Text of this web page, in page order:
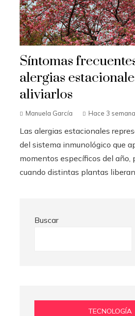
Síntomas
alergias
aliviarlos
Manuela García Hace 3
Las alergias estacionales
del sistema inmunológico que
momentos específicos del año,
cuando distintas plantas liberan
Buscar
TECNOLOGÍA